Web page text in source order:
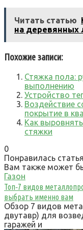
Читать статью
на деревянных
Похожие записи:
Стяжка пола:
выполнению
Устройство
Воздействие
покрытие в
Как
стяжки
0
Понравилась
Вам также может
Газон
Топ‑7 видов
выбрать именно вам
Обзор 7 видов
двутавр) для
гаражей и